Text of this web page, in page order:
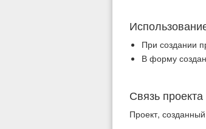
При создании
В форму
Связь
Проект,